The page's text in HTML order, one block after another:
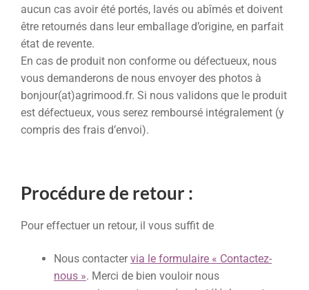
aucun cas avoir été portés, lavés ou abîmés et doivent
être retournés dans leur emballage d’origine, en parfait
état de revente.
En cas de produit non conforme ou défectueux, nous
vous demanderons de nous envoyer des photos à
bonjour(at)agrimood.fr. Si nous validons que le produit
est défectueux, vous serez remboursé intégralement (y
compris des frais d’envoi).
Procédure de retour :
Pour effectuer un retour, il vous suffit de
Nous contactervia le formulaire « Contactez-
nous ». Merci de bien vouloir nous